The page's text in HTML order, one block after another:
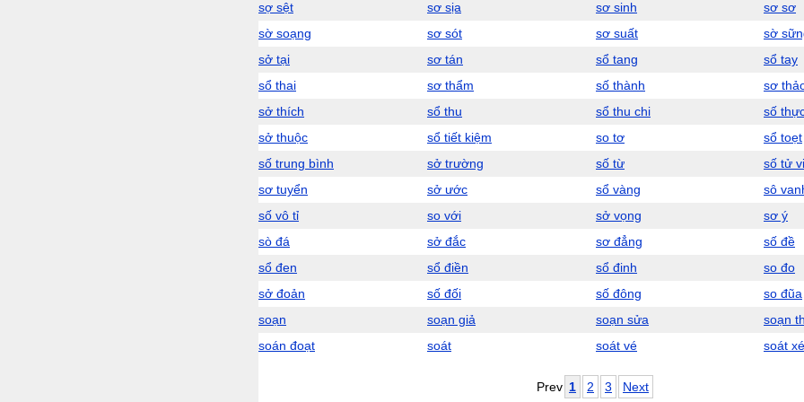
sợ sệt
sơ sịa sơ sinh
sơ sơ
sờ soạng
sơ sót sơ suất
sờ
sở tại
sơ tán sổ tang
sổ tay
sổ thai
sơ thẩm số thành
sơ
sở thích
sổ thu sổ thu chi
số
sở thuộc
sổ tiết kiệm so tơ
sổ toẹt
số trung bình
sở trường số từ
số tử vi
sơ tuyển
sở ước sổ vàng
sô
số vô tỉ
so với sở vọng
sơ ý
sò đá
sở đắc sơ đẳng
số đề
sổ đen
sổ điền sổ đinh
so đo
sở đoản
số đối số đông
so đũa
soạn
soạn giả soạn sửa
soạn
soán đoạt
soát soát vé soát
Prev 1 2 3 Next